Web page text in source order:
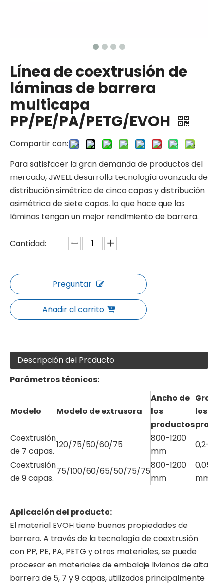
Línea de coextrusión de
láminas de barrera
multicapa
PP/PE/PA/PETG/EVOH
Compartir con:
Para satisfacer la gran demanda de productos del
mercado, JWELL desarrolla tecnología avanzada de
distribución simétrica de cinco capas y distribución
asimétrica de siete capas, lo que hace que las
láminas tengan un mejor rendimiento de barrera.
Cantidad:
Preguntar
Añadir al carrito
Descripción del Producto
Parámetros técnicos:
Modelo Modelo de extrusora
Ancho de
los
productos
los
Coextrusión
de 7 capas.
120/75/50/60/75
800-1200
mm
0,2-
Coextrusión
de 9 capas.
75/100/60/65/50/75/75
800-1200
mm
0,05-
mm
Aplicación del producto:
El material EVOH tiene buenas propiedades de
barrera. A través de la tecnología de coextrusión
con PP, PE, PA, PETG y otros materiales, se puede
procesar en materiales de embalaje livianos de alta
barrera de 5, 7 y 9 capas, utilizados principalmente